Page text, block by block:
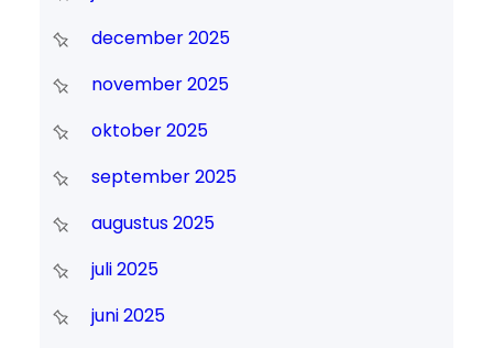
december 2025
november 2025
oktober 2025
september 2025
augustus 2025
juli 2025
juni 2025